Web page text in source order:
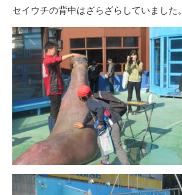
セイウチの背中はざらざらしていました。